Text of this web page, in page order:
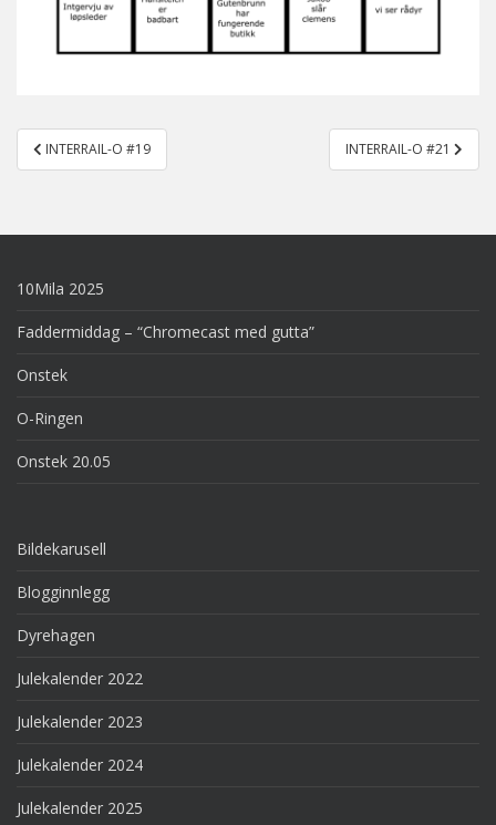
Post
navigation
INTERRAIL-O #19 INTERRAIL-O #21
10Mila 2025
Faddermiddag – “Chromecast med gutta”
Onstek
O-Ringen
Onstek 20.05
Bildekarusell
Blogginnlegg
Dyrehagen
Julekalender 2022
Julekalender 2023
Julekalender 2024
Julekalender 2025